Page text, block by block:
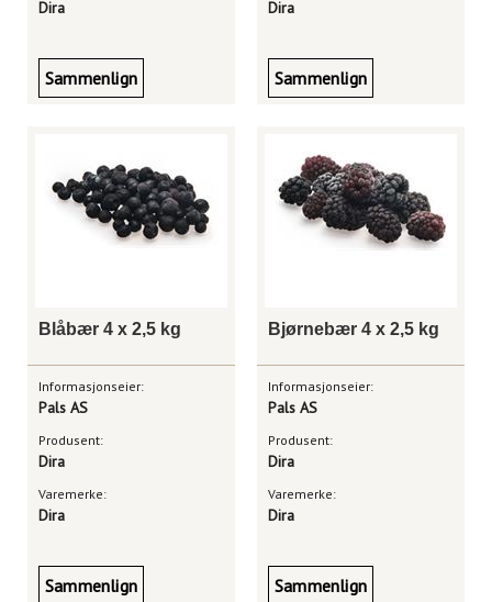
Dira
Sammenlign
Dira
Sammenlign
Blåbær 4 x 2,5 kg
Informasjonseier:
Pals AS
Produsent:
Dira
Varemerke:
Dira
Sammenlign
Bjørnebær 4 x 2,5 kg
Informasjonseier:
Pals AS
Produsent:
Dira
Varemerke:
Dira
Sammenlign